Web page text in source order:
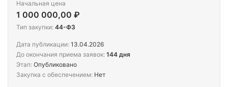
Начальная цена
1 000 000,00 ₽
Тип закупки: 44-ФЗ
Дата публикации: 13.04.2026
До окончания приема заявок: 144 дня
Этап: Опубликовано
Закупка с обеспечением: Нет